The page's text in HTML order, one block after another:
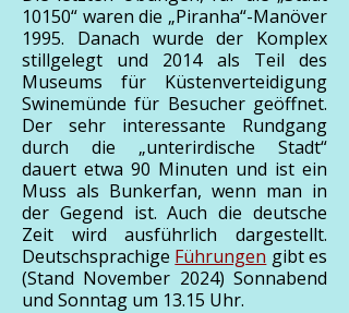
10150“ waren die „Piranha“-Manöver
1995. Danach wurde der Komplex
stillgelegt und 2014 als Teil des
Museums für Küstenverteidigung
Swinemünde für Besucher geöffnet.
Der sehr interessante Rundgang
durch die „unterirdische Stadt“
dauert etwa 90 Minuten und ist ein
Muss als Bunkerfan, wenn man in
der Gegend ist. Auch die deutsche
Zeit wird ausführlich dargestellt.
Deutschsprachige Führungen gibt es
(Stand November 2024) Sonnabend
und Sonntag um 13.15 Uhr.